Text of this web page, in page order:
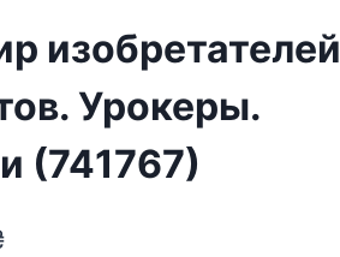
изобретателей
Урокеры.
(741767)